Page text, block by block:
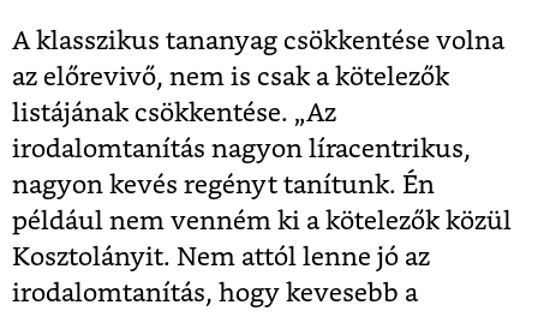
A klasszikus tananyag csökkentése volna
az előrevivő, nem is csak a kötelezők
listájának csökkentése. „Az
irodalomtanítás nagyon líracentrikus,
nagyon kevés regényt tanítunk. Én
például nem venném ki a kötelezők közül
Kosztolányit. Nem attól lenne jó az
irodalomtanítás, hogy kevesebb a